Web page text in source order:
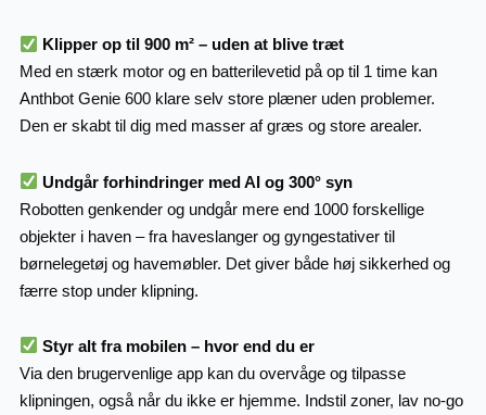
Klipper op til 900 m² – uden at blive træt
Med en stærk motor og en batterilevetid på op til 1 time kan
Anthbot Genie 600 klare selv store plæner uden problemer.
Den er skabt til dig med masser af græs og store arealer.
Undgår forhindringer med AI og 300° syn
Robotten genkender og undgår mere end 1000 forskellige
objekter i haven – fra haveslanger og gyngestativer til
børnelegetøj og havemøbler. Det giver både høj sikkerhed og
færre stop under klipning.
Styr alt fra mobilen – hvor end du er
Via den brugervenlige app kan du overvåge og tilpasse
klipningen, også når du ikke er hjemme. Indstil zoner, lav no-go